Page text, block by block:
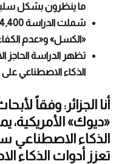
ما ينظرون بشكل
«الكسل» و«عدم
تظهر الدراسة الحاجز
الذكاء الاصطناعي
أنا الجزائر: وفقاً
«ديوك» الأمريكية،
الذكاء الاصطناعي
تعزز أدوات الذكاء